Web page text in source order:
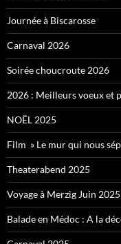
Journée à Biscarosse
Carnaval 2026
Soirée choucroute 2026
2026 : Meilleurs voeux et
NOËL 2025
Film » Le mur qui nous
Theaterabend 2025
Voyage à Merzig Juin 2025
Balade en Médoc : A la